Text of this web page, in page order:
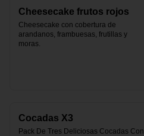
Cheesecake frutos rojos
Cheesecake con cobertura de
arandanos, frambuesas, frutillas y
moras.
Cocadas X3
Pack De Tres Deliciosas Cocadas Con